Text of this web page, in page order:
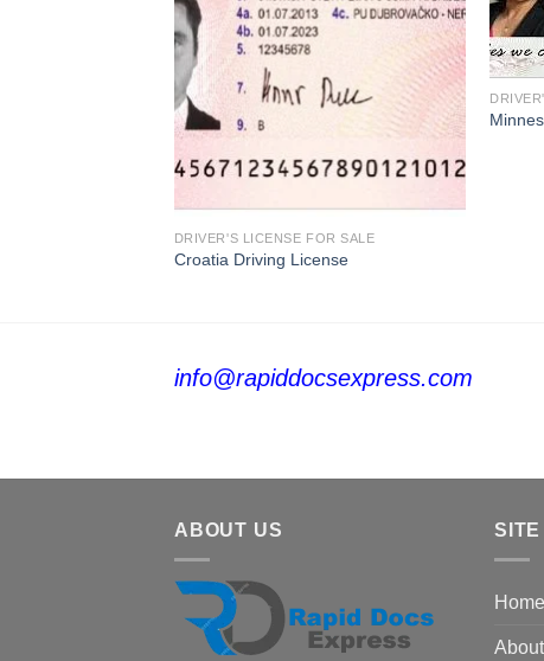
DRIVER'S LICENSE FOR SALE
Croatia Driving License
info@rapiddocsexpress.com
ABOUT US SITE
Home